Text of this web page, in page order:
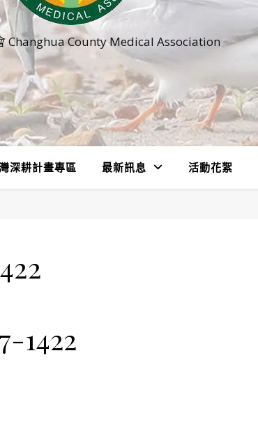
Changhua County Medical Association
深耕計畫專區 最新訊息 活動花絮
1422